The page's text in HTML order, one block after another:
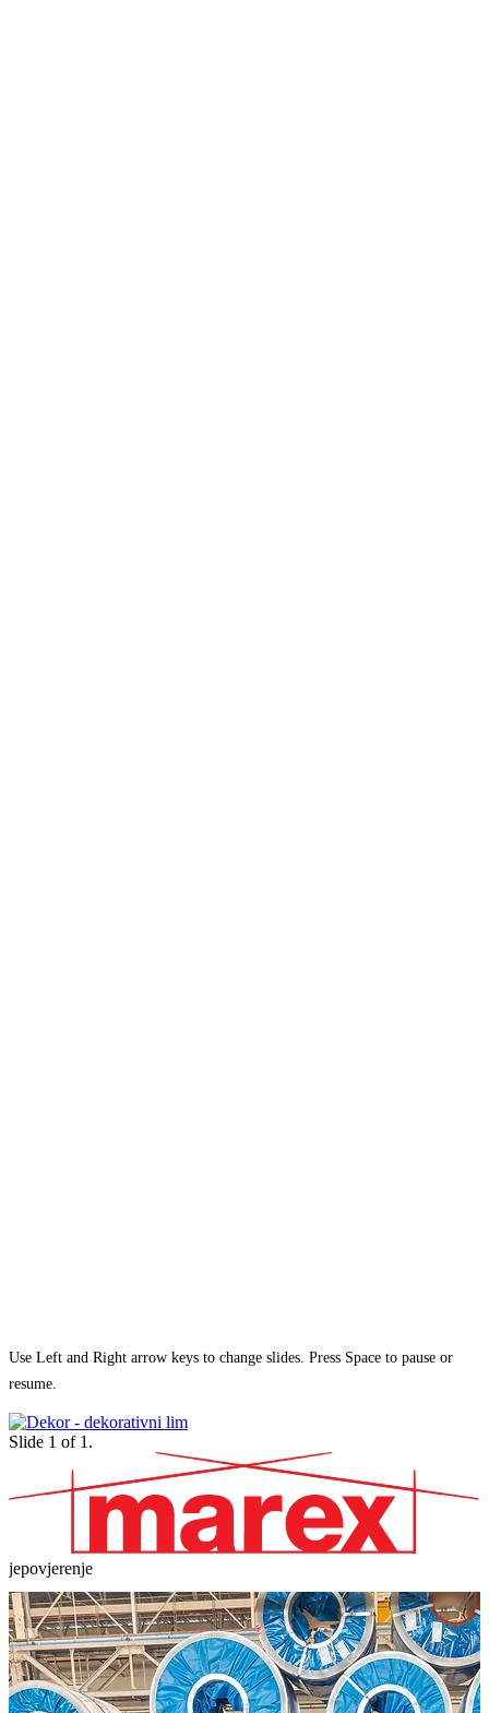
Use Left and Right arrow keys to change slides. Press Space to pause or
resume.
Slide 1 of 1 .
jebrza dostava